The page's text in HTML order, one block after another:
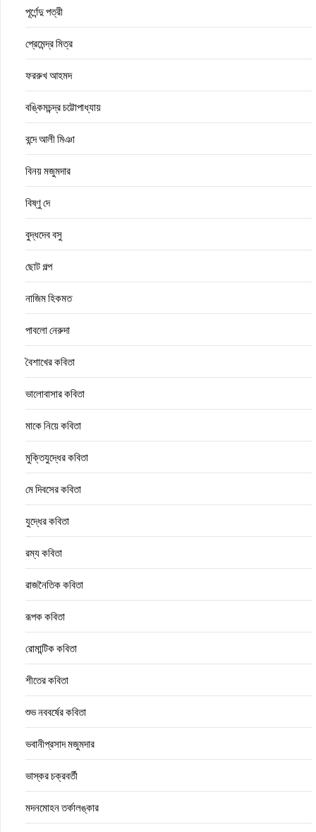
পূর্ণেন্দু পত্রী
প্রেমেন্দ্র মিত্র
ফররুখ আহমদ
বঙ্কিমচন্দ্র চট্টোপাধ্যায়
বন্দে আলী মিঞা
বিনয় মজুমদার
বিষ্ণু দে
বুদ্ধদেব বসু
ছোট গল্প
নাজিম হিকমত
পাবলো নেরুদা
বৈশাখের কবিতা
ভালোবাসার কবিতা
মাকে নিয়ে কবিতা
মুক্তিযুদ্ধের কবিতা
মে দিবসের কবিতা
যুদ্ধের কবিতা
রম্য কবিতা
রাজনৈতিক কবিতা
রূপক কবিতা
রোমান্টিক কবিতা
শীতের কবিতা
শুভ নববর্ষের কবিতা
ভবানীপ্রসাদ মজুমদার
ভাস্কর চক্রবর্তী
মদনমোহন তর্কালঙ্কার